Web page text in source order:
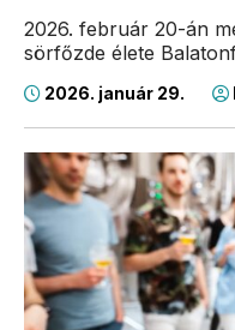
2026. február 20-án
sörfőzde élete
2026. január 29.